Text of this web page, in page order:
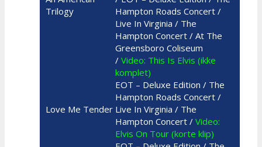
Trilogy
Hampton Roads Concert /
Live In Virginia / The
Hampton Concert / At The
Greensboro Coliseum
/ Video: This Is Elvis (ikke
komplet)
Love Me Tender
EOT – Deluxe Edition / The
Hampton Roads Concert /
Live In Virginia / The
Hampton Concert / Video:
Elvis On Tour (korte klip)